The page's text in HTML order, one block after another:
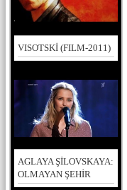
VISOTSKİ (FILM-2011)
AGLAYA ŞİLOVSKAYA:
OLMAYAN ŞEHİR